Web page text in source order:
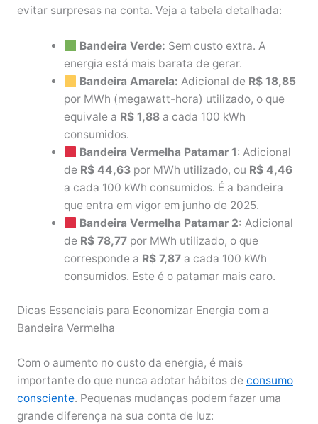
evitar surpresas na conta. Veja a tabela detalhada:
Bandeira Verde: Sem custo extra. A
energia está mais barata de gerar.
Bandeira Amarela: Adicional de R$ 18,85
por MWh (megawatt-hora) utilizado, o que
equivale a R$ 1,88 a cada 100 kWh
consumidos.
Bandeira Vermelha Patamar 1: Adicional
de R$ 44,63 por MWh utilizado, ou R$ 4,46
a cada 100 kWh consumidos. É a bandeira
que entra em vigor em junho de 2025.
Bandeira Vermelha Patamar 2: Adicional
de R$ 78,77 por MWh utilizado, o que
corresponde a R$ 7,87 a cada 100 kWh
consumidos. Este é o patamar mais caro.
Dicas Essenciais para Economizar Energia com a
Bandeira Vermelha
Com o aumento no custo da energia, é mais
importante do que nunca adotar hábitos de consumo
consciente. Pequenas mudanças podem fazer uma
grande diferença na sua conta de luz: